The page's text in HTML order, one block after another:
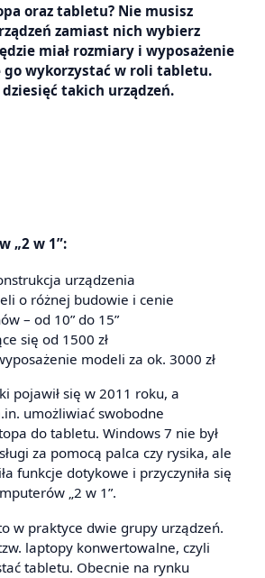
oraz tabletu? Nie musisz
zamiast nich wybierz
miał rozmiary i wyposażenie
go wykorzystać w roli tabletu.
takich urządzeń.
„2 w 1”:
urządzenia
o różnej budowie i cenie
– od 10” do 15”
się od 1500 zł
modeli za ok. 3000 zł
pojawił się w 2011 roku, a
umożliwiać swobodne
do tabletu. Windows 7 nie był
za pomocą palca czy rysika, ale
funkcje dotykowe i przyczyniła się
„2 w 1”.
w praktyce dwie grupy urządzeń.
laptopy konwertowalne, czyli
tabletu. Obecnie na rynku